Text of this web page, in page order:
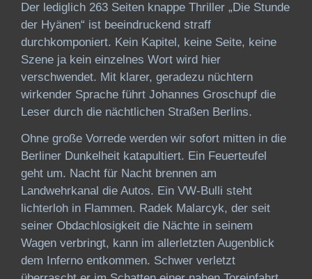
Der lediglich 263 Seiten knappe Thriller „Die Stunde
der Hyänen“ ist beeindruckend straff
durchkomponiert. Kein Kapitel, keine Seite, keine
Szene ja kein einzelnes Wort wird hier
verschwendet. Mit klarer, geradezu nüchtern
wirkender Sprache führt Johannes Groschupf die
Leser durch die nächtlichen Straßen Berlins.
Ohne große Vorrede werden wir sofort mitten in die
Berliner Dunkelheit katapultiert. Ein Feuerteufel
geht um. Nacht für Nacht brennen am
Landwehrkanal die Autos. Ein VW-Bulli steht
lichterloh in Flammen. Radek Malarcyk, der seit
seiner Obdachlosigkeit die Nächte in seinem
Wagen verbringt, kann im allerletzten Augenblick
dem Inferno entkommen. Schwer verletzt